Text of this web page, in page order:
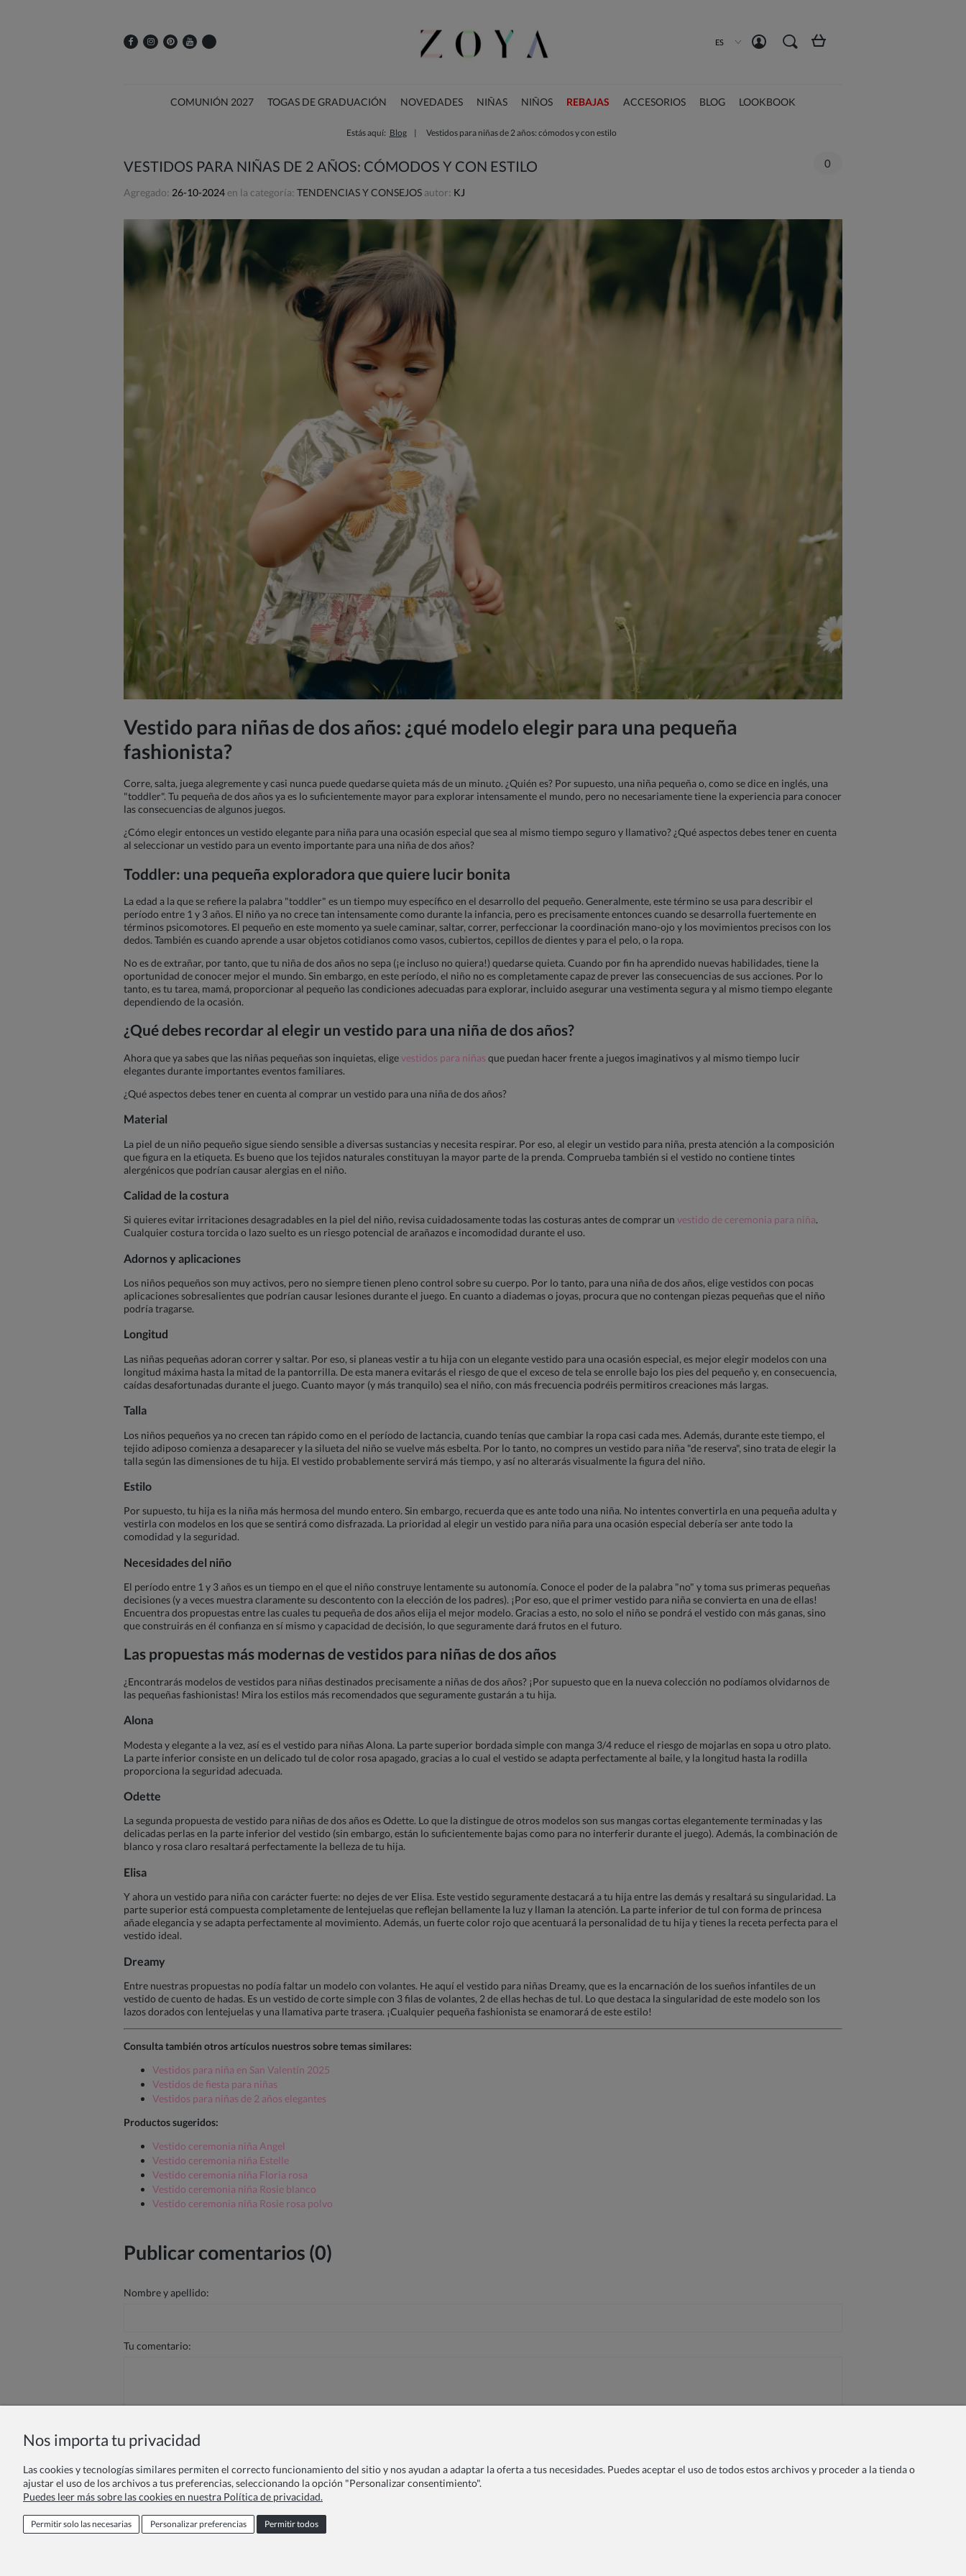
ES
COMUNIÓN 2027 TOGAS DE GRADUACIÓN NOVEDADES NIÑAS NIÑOS REBAJAS ACCESORIOS BLOG LOOKBOOK
Estás aquí: Blog Vestidos para niñas de 2 años: cómodos y con estilo
VESTIDOS PARA NIÑAS DE 2 AÑOS: CÓMODOS Y CON ESTILO 0
Agregado: 26-10-2024 en la categoría: TENDENCIAS Y CONSEJOS autor: KJ
Vestido para niñas de dos años: ¿qué modelo elegir para una pequeña
fashionista?
Corre, salta, juega alegremente y casi nunca puede quedarse quieta más de un minuto. ¿Quién es? Por supuesto, una niña pequeña o, como se dice en inglés, una
"toddler". Tu pequeña de dos años ya es lo suficientemente mayor para explorar intensamente el mundo, pero no necesariamente tiene la experiencia para conocer
las consecuencias de algunos juegos.
¿Cómo elegir entonces un vestido elegante para niña para una ocasión especial que sea al mismo tiempo seguro y llamativo? ¿Qué aspectos debes tener en cuenta
al seleccionar un vestido para un evento importante para una niña de dos años?
Toddler: una pequeña exploradora que quiere lucir bonita
La edad a la que se refiere la palabra "toddler" es un tiempo muy específico en el desarrollo del pequeño. Generalmente, este término se usa para describir el
período entre 1 y 3 años. El niño ya no crece tan intensamente como durante la infancia, pero es precisamente entonces cuando se desarrolla fuertemente en
términos psicomotores. El pequeño en este momento ya suele caminar, saltar, correr, perfeccionar la coordinación mano-ojo y los movimientos precisos con los
dedos. También es cuando aprende a usar objetos cotidianos como vasos, cubiertos, cepillos de dientes y para el pelo, o la ropa.
No es de extrañar, por tanto, que tu niña de dos años no sepa (¡e incluso no quiera!) quedarse quieta. Cuando por fin ha aprendido nuevas habilidades, tiene la
oportunidad de conocer mejor el mundo. Sin embargo, en este período, el niño no es completamente capaz de prever las consecuencias de sus acciones. Por lo
tanto, es tu tarea, mamá, proporcionar al pequeño las condiciones adecuadas para explorar, incluido asegurar una vestimenta segura y al mismo tiempo elegante
dependiendo de la ocasión.
¿Qué debes recordar al elegir un vestido para una niña de dos años?
Ahora que ya sabes que las niñas pequeñas son inquietas, eligevestidos para niñas que puedan hacer frente a juegos imaginativos y al mismo tiempo lucir
elegantes durante importantes eventos familiares.
¿Qué aspectos debes tener en cuenta al comprar un vestido para una niña de dos años?
Material
La piel de un niño pequeño sigue siendo sensible a diversas sustancias y necesita respirar. Por eso, al elegir un vestido para niña, presta atención a la composición
que figura en la etiqueta. Es bueno que los tejidos naturales constituyan la mayor parte de la prenda. Comprueba también si el vestido no contiene tintes
alergénicos que podrían causar alergias en el niño.
Calidad de la costura
Si quieres evitar irritaciones desagradables en la piel del niño, revisa cuidadosamente todas las costuras antes de comprar un vestido de ceremonia para niña.
Cualquier costura torcida o lazo suelto es un riesgo potencial de arañazos e incomodidad durante el uso.
Adornos y aplicaciones
Los niños pequeños son muy activos, pero no siempre tienen pleno control sobre su cuerpo. Por lo tanto, para una niña de dos años, elige vestidos con pocas
aplicaciones sobresalientes que podrían causar lesiones durante el juego. En cuanto a diademas o joyas, procura que no contengan piezas pequeñas que el niño
podría tragarse.
Longitud
Las niñas pequeñas adoran correr y saltar. Por eso, si planeas vestir a tu hija con un elegante vestido para una ocasión especial, es mejor elegir modelos con una
longitud máxima hasta la mitad de la pantorrilla. De esta manera evitarás el riesgo de que el exceso de tela se enrolle bajo los pies del pequeño y, en consecuencia,
caídas desafortunadas durante el juego. Cuanto mayor (y más tranquilo) sea el niño, con más frecuencia podréis permitiros creaciones más largas.
Talla
Los niños pequeños ya no crecen tan rápido como en el período de lactancia, cuando tenías que cambiar la ropa casi cada mes. Además, durante este tiempo, el
tejido adiposo comienza a desaparecer y la silueta del niño se vuelve más esbelta. Por lo tanto, no compres un vestido para niña "de reserva", sino trata de elegir la
talla según las dimensiones de tu hija. El vestido probablemente servirá más tiempo, y así no alterarás visualmente la figura del niño.
Estilo
Por supuesto, tu hija es la niña más hermosa del mundo entero. Sin embargo, recuerda que es ante todo una niña. No intentes convertirla en una pequeña adulta y
vestirla con modelos en los que se sentirá como disfrazada. La prioridad al elegir un vestido para niña para una ocasión especial debería ser ante todo la
comodidad y la seguridad.
Necesidades del niño
El período entre 1 y 3 años es un tiempo en el que el niño construye lentamente su autonomía. Conoce el poder de la palabra "no" y toma sus primeras pequeñas
decisiones (y a veces muestra claramente su descontento con la elección de los padres). ¡Por eso, que el primer vestido para niña se convierta en una de ellas!
Encuentra dos propuestas entre las cuales tu pequeña de dos años elija el mejor modelo. Gracias a esto, no solo el niño se pondrá el vestido con más ganas, sino
que construirás en él confianza en sí mismo y capacidad de decisión, lo que seguramente dará frutos en el futuro.
Las propuestas más modernas de vestidos para niñas de dos años
¿Encontrarás modelos de vestidos para niñas destinados precisamente a niñas de dos años? ¡Por supuesto que en la nueva colección no podíamos olvidarnos de
las pequeñas fashionistas! Mira los estilos más recomendados que seguramente gustarán a tu hija.
Alona
Modesta y elegante a la vez, así es el vestido para niñas Alona. La parte superior bordada simple con manga 3/4 reduce el riesgo de mojarlas en sopa u otro plato.
La parte inferior consiste en un delicado tul de color rosa apagado, gracias a lo cual el vestido se adapta perfectamente al baile, y la longitud hasta la rodilla
proporciona la seguridad adecuada.
Odette
La segunda propuesta de vestido para niñas de dos años es Odette. Lo que la distingue de otros modelos son sus mangas cortas elegantemente terminadas y las
delicadas perlas en la parte inferior del vestido (sin embargo, están lo suficientemente bajas como para no interferir durante el juego). Además, la combinación de
blanco y rosa claro resaltará perfectamente la belleza de tu hija.
Elisa
Y ahora un vestido para niña con carácter fuerte: no dejes de ver Elisa. Este vestido seguramente destacará a tu hija entre las demás y resaltará su singularidad. La
parte superior está compuesta completamente de lentejuelas que reflejan bellamente la luz y llaman la atención. La parte inferior de tul con forma de princesa
añade elegancia y se adapta perfectamente al movimiento. Además, un fuerte color rojo que acentuará la personalidad de tu hija y tienes la receta perfecta para el
vestido ideal.
Dreamy
Entre nuestras propuestas no podía faltar un modelo con volantes. He aquí el vestido para niñas Dreamy, que es la encarnación de los sueños infantiles de un
vestido de cuento de hadas. Es un vestido de corte simple con 3 filas de volantes, 2 de ellas hechas de tul. Lo que destaca la singularidad de este modelo son los
lazos dorados con lentejuelas y una llamativa parte trasera. ¡Cualquier pequeña fashionista se enamorará de este estilo!
Consulta también otros artículos nuestros sobre temas similares:
Vestidos para niña en San Valentín 2025
Vestidos de fiesta para niñas
Vestidos para niñas de 2 años elegantes
Productos sugeridos:
Vestido ceremonia niña Angel
Vestido ceremonia niña Estelle
Vestido ceremonia niña Floria rosa
Vestido ceremonia niña Rosie blanco
Vestido ceremonia niña Rosie rosa polvo
Publicar comentarios (0)
Nombre y apellido:
Tu comentario:
Enviar
Programa de fidelidad Oferta para Centros Educativos
Nos importa tu privacidad
Las cookies y tecnologías similares permiten el correcto funcionamiento del sitio y nos ayudan a adaptar la oferta a tus necesidades. Puedes aceptar el uso de todos estos archivos y proceder a la tienda o
ajustar el uso de los archivos a tus preferencias, seleccionando la opción "Personalizar consentimiento".
Puedes leer más sobre las cookies en nuestra Política de privacidad.
Permitir solo las necesarias Personalizar preferencias Permitir todos